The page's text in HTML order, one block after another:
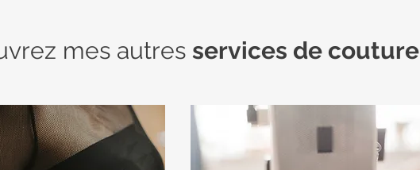
mes autres services de couture